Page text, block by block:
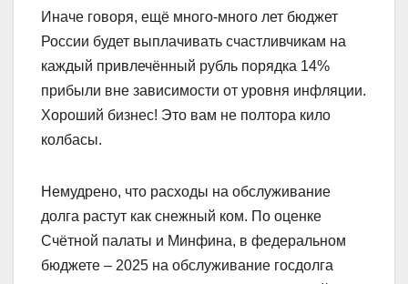
Иначе говоря, ещё много-много лет бюджет
России будет выплачивать счастливчикам на
каждый привлечённый рубль порядка 14%
прибыли вне зависимости от уровня инфляции.
Хороший бизнес! Это вам не полтора кило
колбасы.
Немудрено, что расходы на обслуживание
долга растут как снежный ком. По оценке
Счётной палаты и Минфина, в федеральном
бюджете – 2025 на обслуживание госдолга